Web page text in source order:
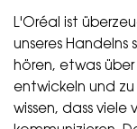
L'Oréal ist
unseres Handelns
hören, etwas über
entwickeln und zu
wissen, dass viele